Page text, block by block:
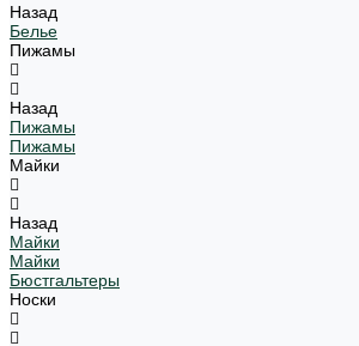
Назад
Белье
Пижамы
Назад
Пижамы
Пижамы
Майки
Назад
Майки
Майки
Бюстгальтеры
Носки